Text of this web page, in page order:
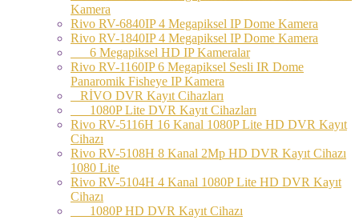
Kamera
Rivo RV-6840IP 4 Megapiksel IP Dome Kamera
Rivo RV-1840IP 4 Megapiksel IP Dome Kamera
6 Megapiksel HD IP Kameralar
Rivo RV-1160IP 6 Megapiksel Sesli IR Dome
Panaromik Fisheye IP Kamera
RİVO DVR Kayıt Cihazları
1080P Lite DVR Kayıt Cihazları
Rivo RV-5116H 16 Kanal 1080P Lite HD DVR Kayıt
Cihazı
Rivo RV-5108H 8 Kanal 2Mp HD DVR Kayıt Cihazı
1080 Lite
Rivo RV-5104H 4 Kanal 1080P Lite HD DVR Kayıt
Cihazı
1080P HD DVR Kayıt Cihazı